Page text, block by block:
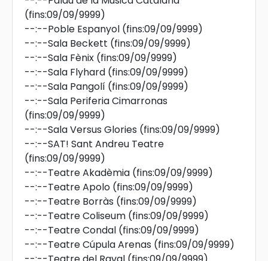
(fins:09/09/9999)
--:--Poble Espanyol (fins:09/09/9999)
--:--Sala Beckett (fins:09/09/9999)
--:--Sala Fènix (fins:09/09/9999)
--:--Sala Flyhard (fins:09/09/9999)
--:--Sala Pangolí (fins:09/09/9999)
--:--Sala Periferia Cimarronas
(fins:09/09/9999)
--:--Sala Versus Glories (fins:09/09/9999)
--:--SAT! Sant Andreu Teatre
(fins:09/09/9999)
--:--Teatre Akadèmia (fins:09/09/9999)
--:--Teatre Apolo (fins:09/09/9999)
--:--Teatre Borràs (fins:09/09/9999)
--:--Teatre Coliseum (fins:09/09/9999)
--:--Teatre Condal (fins:09/09/9999)
--:--Teatre Cúpula Arenas (fins:09/09/9999)